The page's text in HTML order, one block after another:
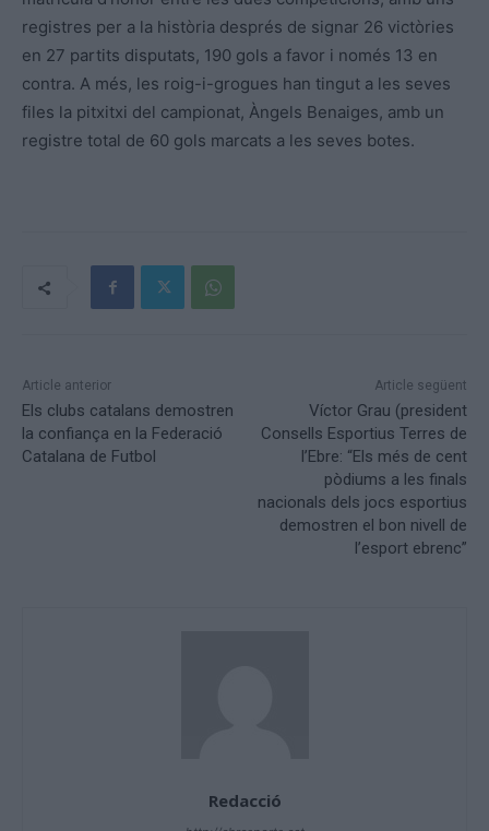
registres per a la història després de signar 26 victòries
en 27 partits disputats, 190 gols a favor i només 13 en
contra. A més, les roig-i-grogues han tingut a les seves
files la pitxitxi del campionat, Àngels Benaiges, amb un
registre total de 60 gols marcats a les seves botes.
Article anterior
Els clubs catalans demostren
la confiança en la Federació
Catalana de Futbol
Article següent
Víctor Grau (president
Consells Esportius Terres de
l’Ebre: “Els més de cent
pòdiums a les finals
nacionals dels jocs esportius
demostren el bon nivell de
l’esport ebrenc”
Redacció